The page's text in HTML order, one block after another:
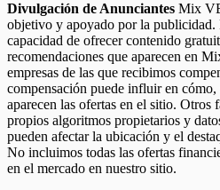
Divulgación de Anunciantes Mix
objetivo y apoyado por la publicidad.
capacidad de ofrecer contenido
recomendaciones que aparecen en
empresas de las que recibimos
compensación puede influir en
aparecen las ofertas en el sitio. Otros
propios algoritmos propietarios y
pueden afectar la ubicación y el
No incluimos todas las ofertas
en el mercado en nuestro sitio.